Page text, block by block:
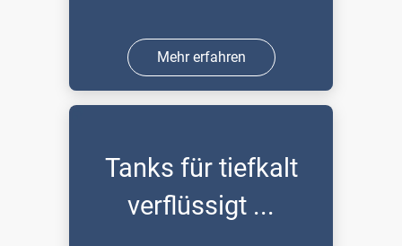
Mehr erfahren
Tanks für tiefkalt
verflüssigt ...